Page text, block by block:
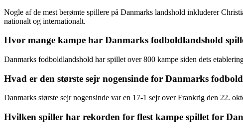
Nogle af de mest berømte spillere på Danmarks landshold inkluderer
nationalt og internationalt.
Hvor mange kampe har Danmarks fodboldlandshold
Danmarks fodboldlandshold har spillet over 800 kampe siden dets
Hvad er den største sejr nogensinde for Danmarks
Danmarks største sejr nogensinde var en 17-1 sejr over Frankrig den 22.
Hvilken spiller har rekorden for flest kampe spillet for